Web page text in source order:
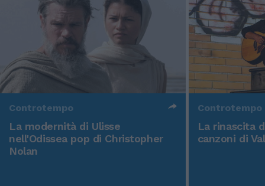
Controtempo
La modernità di Ulisse
nell'Odissea pop di Christopher
Nolan
Controtempo
La rinascita
canzoni di